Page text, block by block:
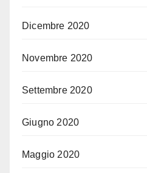
Dicembre 2020
Novembre 2020
Settembre 2020
Giugno 2020
Maggio 2020